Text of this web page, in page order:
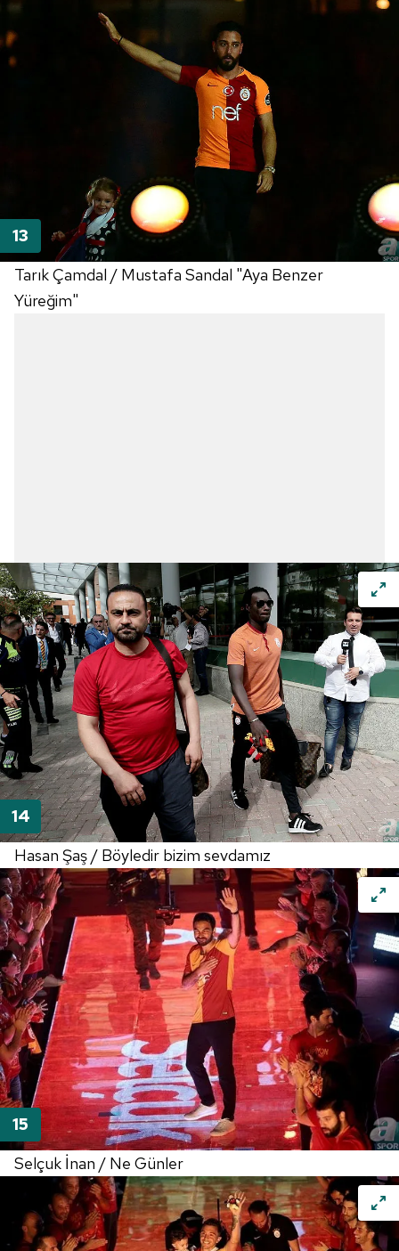
Tarık Çamdal / Mustafa Sandal "Aya Benzer
Yüreğim"
Hasan Şaş / Böyledir bizim sevdamız
Selçuk İnan / Ne Günler